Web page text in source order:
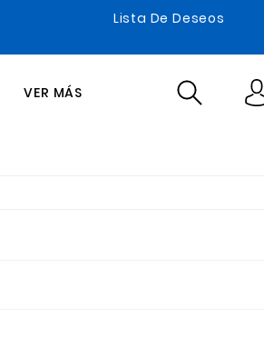
Lista De Deseos
VER MÁS